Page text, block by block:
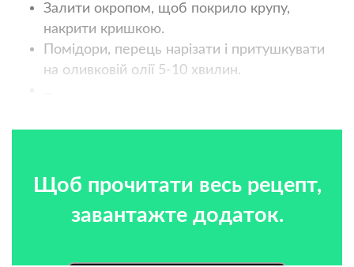
Залити окропом, щоб покрило крупу,
накрити кришкою.
Помідори, перець нарізати і притушкувати
на оливковій олії 5-10 хвилин.
Щоб прочитати весь рецепт,
завантажте додаток.